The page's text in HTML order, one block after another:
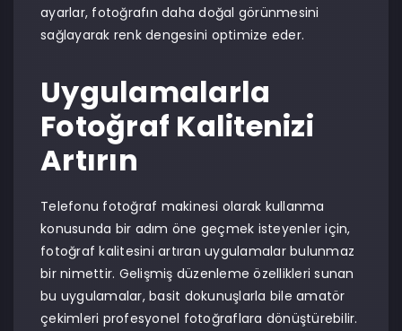
ayarlar, fotoğrafın daha doğal görünmesini
sağlayarak renk dengesini optimize eder.
Uygulamalarla
Fotoğraf Kalitenizi
Artırın
Telefonu fotoğraf makinesi olarak kullanma
konusunda bir adım öne geçmek isteyenler için,
fotoğraf kalitesini artıran uygulamalar bulunmaz
bir nimettir. Gelişmiş düzenleme özellikleri sunan
bu uygulamalar, basit dokunuşlarla bile amatör
çekimleri profesyonel fotoğraflara dönüştürebilir.